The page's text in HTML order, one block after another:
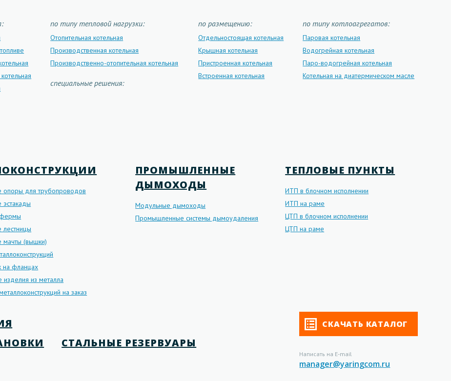
по типу тепловой нагрузки:
Отопительная котельная
Производственная котельная
Производственно-отопительная котельная
специальные решения:
по размещению:
Отдельностоящая котельная
Крышная котельная
Пристроенная котельная
Встроенная котельная
по типу котлоагрегатов:
Паровая котельная
Водогрейная котельная
Паро-водогрейная котельная
Котельная на диатермическом масле
опоры для трубопроводов
эстакады
фермы
лестницы
мачты (вышки)
на фланцах
изделия из металла
на заказ
ПРОМЫШЛЕННЫЕ
ДЫМОХОДЫ
Модульные дымоходы
Промышленные системы дымоудаления
ТЕПЛОВЫЕ ПУНКТЫ
ИТП в блочном исполнении
ИТП на раме
ЦТП в блочном исполнении
ЦТП на раме
СТАЛЬНЫЕ РЕЗЕРВУАРЫ
СКАЧАТЬ КАТАЛОГ
Написать на E-mail
manager@yaringcom.ru